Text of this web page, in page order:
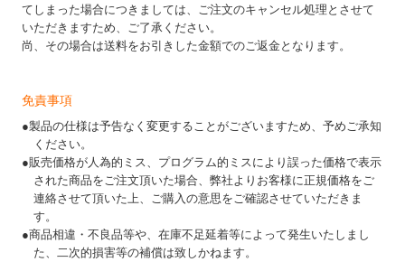
てしまった場合につきましては、ご注文のキャンセル処理とさせて
いただきますため、ご了承ください。
尚、その場合は送料をお引きした金額でのご返金となります。
免責事項
●製品の仕様は予告なく変更することがございますため、予めご承知
ください。
●販売価格が人為的ミス、プログラム的ミスにより誤った価格で表示
された商品をご注文頂いた場合、弊社よりお客様に正規価格をご
連絡させて頂いた上、ご購入の意思をご確認させていただきま
す。
●商品相違・不良品等や、在庫不足延着等によって発生いたしまし
た、二次的損害等の補償は致しかねます。